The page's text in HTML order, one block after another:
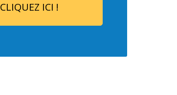
CLIQUEZ ICI !